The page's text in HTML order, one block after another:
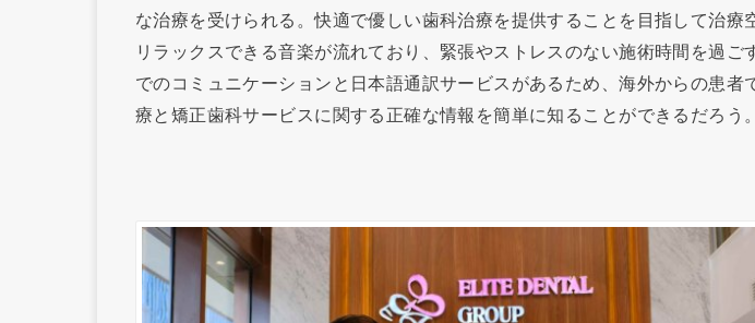
な治療を受けられる。快適で優しい歯科治療を提供することを目指して治療
リラックスできる音楽が流れており、緊張やストレスのない施術時間を過ご
でのコミュニケーションと日本語通訳サービスがあるため、海外からの患者
療と矯正歯科サービスに関する正確な情報を簡単に知ることができるだろう。